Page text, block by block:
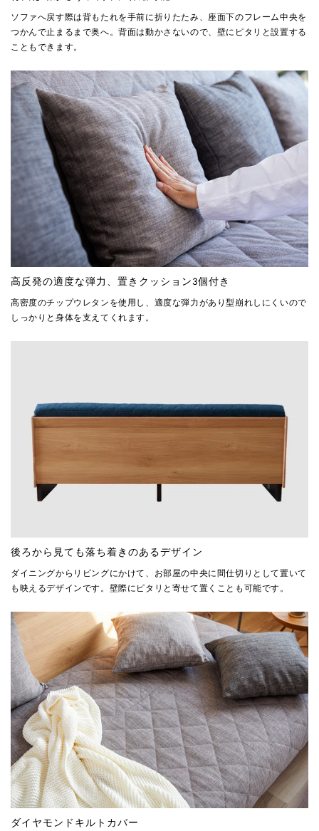
ソファへ戻す際は背もたれを手前に折りたたみ、座面下のフレーム中央を
つかんで止まるまで奥へ。背面は動かさないので、壁にピタリと設置する
こともできます。
高反発の適度な弾力、置きクッション3個付き
高密度のチップウレタンを使用し、適度な弾力があり型崩れしにくいので
しっかりと身体を支えてくれます。
後ろから見ても落ち着きのあるデザイン
ダイニングからリビングにかけて、お部屋の中央に間仕切りとして置いて
も映えるデザインです。壁際にピタリと寄せて置くことも可能です。
ダイヤモンドキルトカバー